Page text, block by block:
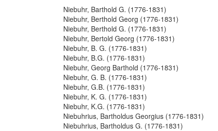
Niebuhr, Barthold G. (1776-1831)
Niebuhr, Berthold Georg (1776-1831)
Niebuhr, Berthold G. (1776-1831)
Niebuhr, Bertold Georg (1776-1831)
Niebuhr, B. G. (1776-1831)
Niebuhr, B.G. (1776-1831)
Niebuhr, Georg Barthold (1776-1831)
Niebuhr, G. B. (1776-1831)
Niebuhr, G.B. (1776-1831)
Niebuhr, K. G. (1776-1831)
Niebuhr, K.G. (1776-1831)
Niebuhrius, Bartholdus Georgius (1776-1831)
Niebuhrius, Bartholdus G. (1776-1831)